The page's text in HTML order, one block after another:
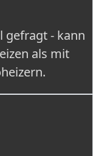
gefragt - kann
als mit